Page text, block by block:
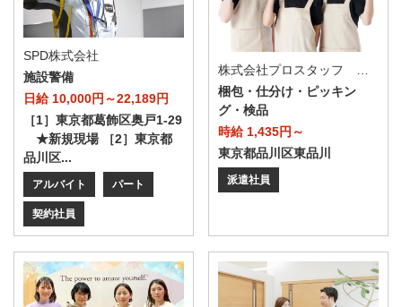
SPD株式会社
施設警備
日給 10,000円～22,189円
［1］東京都葛飾区奥戸1-29
★新規現場 ［2］東京都
品川区...
アルバイト パート
契約社員
梱包・仕分け・ピッキン
グ・検品
時給 1,435円～
東京都品川区東品川
派遣社員